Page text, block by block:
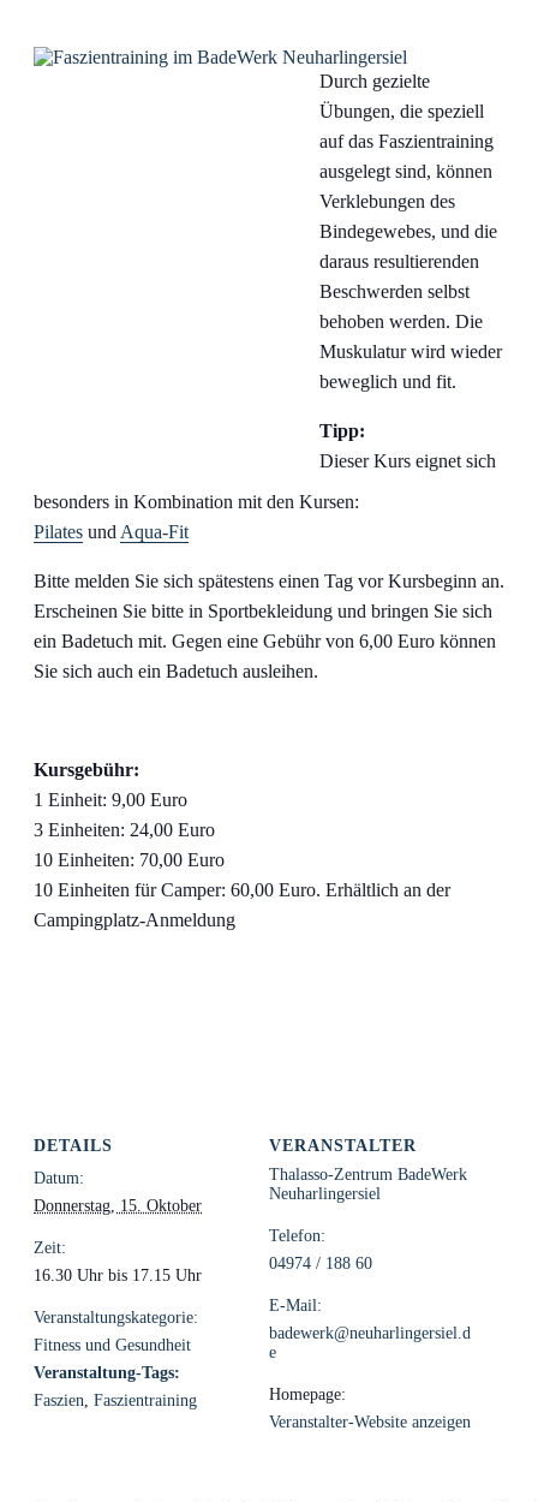
Durch gezielte
Übungen, die speziell
auf das Faszientraining
ausgelegt sind, können
Verklebungen des
Bindegewebes, und die
daraus resultierenden
Beschwerden selbst
behoben werden. Die
Muskulatur wird wieder
beweglich und fit.
Tipp:
Dieser Kurs eignet sich
besonders in Kombination mit den Kursen:
Pilates und Aqua-Fit
Bitte melden Sie sich spätestens einen Tag vor Kursbeginn an.
Erscheinen Sie bitte in Sportbekleidung und bringen Sie sich
ein Badetuch mit. Gegen eine Gebühr von 6,00 Euro können
Sie sich auch ein Badetuch ausleihen.
Kursgebühr:
1 Einheit: 9,00 Euro
3 Einheiten: 24,00 Euro
10 Einheiten: 70,00 Euro
10 Einheiten für Camper: 60,00 Euro. Erhältlich an der
Campingplatz-Anmeldung
DETAILS
Datum:
Donnerstag, 15. Oktober
Zeit:
16.30 Uhr bis 17.15 Uhr
Veranstaltungskategorie:
Fitness und Gesundheit
Veranstaltung-Tags:
Faszien, Faszientraining
VERANSTALTER
Thalasso-Zentrum BadeWerk
Neuharlingersiel
Telefon:
04974 / 188 60
E-Mail:
badewerk@neuharlingersiel.d
e
Homepage:
Veranstalter-Website anzeigen